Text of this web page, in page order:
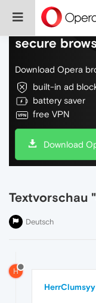
Do more on
secure
Download Opera
built-in ad
battery saver
free VPN
Download
Textvorschau
Deutsch
H
HerrClumsyy